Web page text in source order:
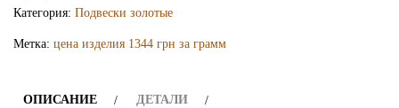
Категория: Подвески золотые
Метка: цена изделия 1344 грн за грамм
ОПИСАНИЕ ДЕТАЛИ